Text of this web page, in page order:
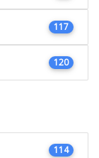
117
120
114